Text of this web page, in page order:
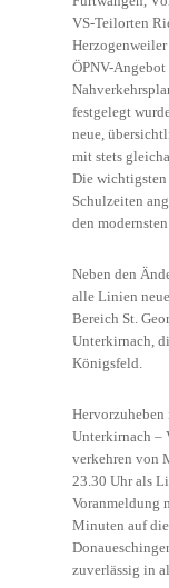
VS-Teilorten
ÖPNV-Angebot
festgelegt
neue,
mit stets
Die
Schulzeiten
den modernsten
Neben den
alle Linien
Bereich St.
Unterkirnach,
Königsfeld.
Hervorzuheben
Unterkirnach –
verkehren von
23.30 Uhr als
Voranmeldung
Minuten auf
zuverlässig in